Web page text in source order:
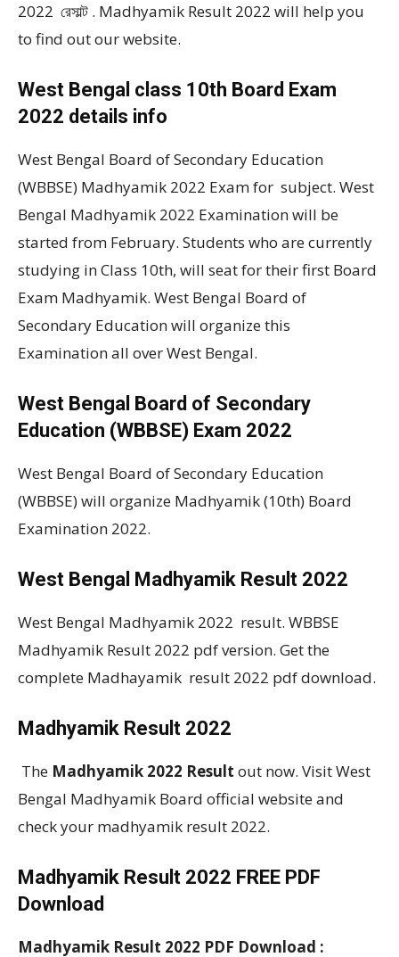
2022 রেসাল্ট . Madhyamik Result 2022 will help you
to find out our website.
West Bengal class 10th Board Exam
2022 details info
West Bengal Board of Secondary Education
(WBBSE) Madhyamik 2022 Exam for subject. West
Bengal Madhyamik 2022 Examination will be
started from February. Students who are currently
studying in Class 10th, will seat for their first Board
Exam Madhyamik. West Bengal Board of
Secondary Education will organize this
Examination all over West Bengal.
West Bengal Board of Secondary
Education (WBBSE) Exam 2022
West Bengal Board of Secondary Education
(WBBSE) will organize Madhyamik (10th) Board
Examination 2022.
West Bengal Madhyamik Result 2022
West Bengal Madhyamik 2022 result. WBBSE
Madhyamik Result 2022 pdf version. Get the
complete Madhayamik result 2022 pdf download.
Madhyamik Result 2022
The Madhyamik 2022 Result out now. Visit West
Bengal Madhyamik Board official website and
check your madhyamik result 2022.
Madhyamik Result 2022 FREE PDF
Download
Madhyamik Result 2022 PDF Download :